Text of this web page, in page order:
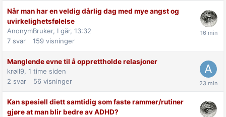
Når man har en veldig dårlig dag med mye angst og
uvirkelighetsfølelse
AnonymBruker, I går, 13:32
7 svar 159 visninger
Manglende evne til å opprettholde relasjoner
krøll9, 1 time siden
2 svar 56 visninger
Kan spesiell diett samtidig som faste rammer/rutiner
gjøre at man blir bedre av ADHD?